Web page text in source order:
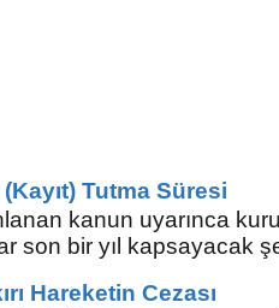
Tutma Süresi
kanun uyarınca
son bir yıl kapsayacak
Hareketin Cezası